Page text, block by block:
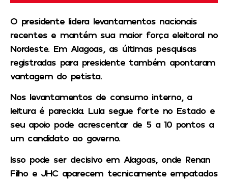
O presidente lidera levantamentos nacionais
recentes e mantém sua maior força eleitoral no
Nordeste. Em Alagoas, as últimas pesquisas
registradas para presidente também apontaram
vantagem do petista.
Nos levantamentos de consumo interno, a
leitura é parecida. Lula segue forte no Estado e
seu apoio pode acrescentar de 5 a 10 pontos a
um candidato ao governo.
Isso pode ser decisivo em Alagoas, onde Renan
Filho e JHC aparecem tecnicamente empatados